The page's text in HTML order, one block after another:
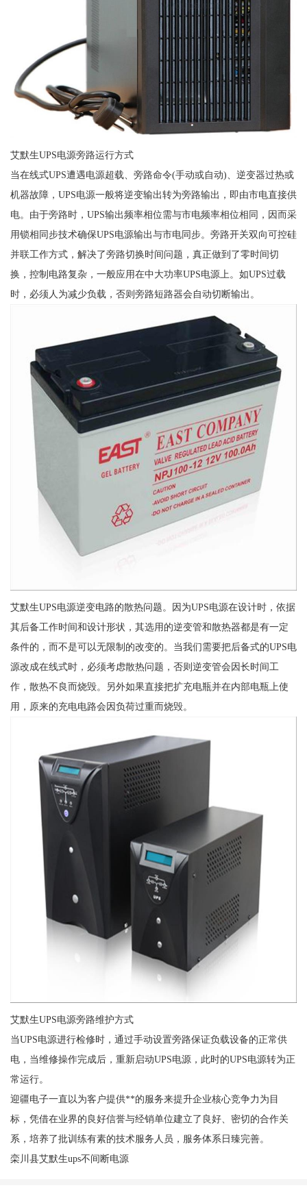
艾默生UPS电源旁路运行方式
当在线式UPS遭遇电源超载、旁路命令(手动或自动)、逆变器过热或
机器故障，UPS电源一般将逆变输出转为旁路输出，即由市电直接供
电。由于旁路时，UPS输出频率相位需与市电频率相位相同，因而采
用锁相同步技术确保UPS电源输出与市电同步。旁路开关双向可控硅
并联工作方式，解决了旁路切换时间问题，真正做到了零时间切
换，控制电路复杂，一般应用在中大功率UPS电源上。如UPS过载
时，必须人为减少负载，否则旁路短路器会自动切断输出。
艾默生UPS电源逆变电路的散热问题。因为UPS电源在设计时，依据
其后备工作时间和设计形状，其选用的逆变管和散热器都是有一定
条件的，而不是可以无限制的改变的。当我们需要把后备式的UPS电
源改成在线式时，必须考虑散热问题，否则逆变管会因长时间工
作，散热不良而烧毁。另外如果直接把扩充电瓶并在内部电瓶上使
用，原来的充电电路会因负荷过重而烧毁。
艾默生UPS电源旁路维护方式
当UPS电源进行检修时，通过手动设置旁路保证负载设备的正常供
电，当维修操作完成后，重新启动UPS电源，此时的UPS电源转为正
常运行。
迎疆电子一直以为客户提供**的服务来提升企业核心竞争力为目
标，凭借在业界的良好信誉与经销单位建立了良好、密切的合作关
系，培养了批训练有素的技术服务人员，服务体系日臻完善。
栾川县艾默生ups不间断电源